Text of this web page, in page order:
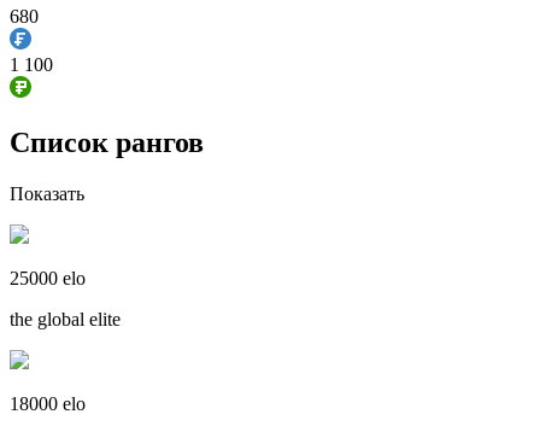
680
1 100
Список рангов
Показать
25000 elo
the global elite
18000 elo